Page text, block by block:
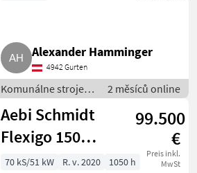
Alexander Hamminger
4942 Gurten
Komunálne stroje /
Zametací stroj
2 měsíců online
Aebi Schmidt
Flexigo 150
Kehrmaschine,
99.500
€
Preis inkl.
MwSt
70 kS/51 kW R. v. 2020 1050 h